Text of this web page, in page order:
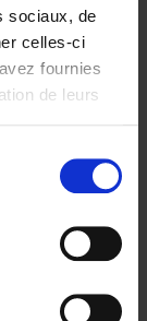
sociaux, de
celles-ci
fournies
de leurs
a PRO -
edition (EN)